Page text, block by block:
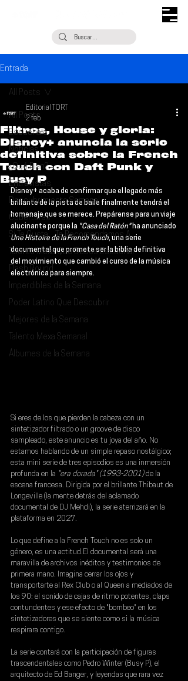
Entrada
All Posts
Escúchalo
Noticias
¿Qué Plan?
Entrevistas
Descubrimiento Semanal
Coberturas
Si Te Gusta... Te Recomendamos A...
Talento Mexa Que Debes Escuchar
Flash Round
Imperdibles de la Semana
Poder Latino Que Descubrir
Mejores de la Semana
Talento Mexa Semanal
Álbumes de la Semana
All Posts
Filtros, House y gloria:
Disney+ anuncia la serie
definitiva sobre la French
Touch con Daft Punk y
Busy P
Editorial TORT
2 feb
Disney+ acaba de confirmar que el legado más
brillante de la pista de baile finalmente tendrá el
homenaje que se merece. Prepárense para un viaje
alucinante porque la "Casa del Ratón" ha anunciado
Une Histoire de la French Touch, una serie
documental que promete ser la biblia definitiva
del movimiento que cambió el curso de la música
electrónica para siempre.
Si eres de los que pierden la cabeza con un
sintetizador filtrado o un groove de disco
sampleado, este anuncio es tu joya del año. No
estamos hablando de un simple repaso nostálgico;
esta mini serie de tres episodios es una inmersión
profunda en la "era dorada" (1993-2001) de la
escena francesa. Dirigida por el brillante
Thibaut de
Longeville (la mente detrás del aclamado
documental de DJ Mehdi), la serie aterrizará en la
plataforma en 2027.
Lo que define a la French Touch no es solo un
género, es una actitud.El documental será una
maravilla de archivos inéditos y testimonios de
primera mano. Imagina cerrar los ojos y
transportarte al Rex Club o al Queen a mediados de
los 90: el sonido de cajas de ritmo potentes, claps
contundentes y ese efecto de "bombeo" en los
sintetizadores que se siente como si la música
respirara contigo.
La serie contará con la participación de figuras
trascendentales como Pedro Winter (Busy P), el
arquitecto de Ed Banger, y leyendas que rara vez